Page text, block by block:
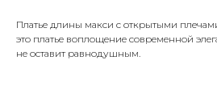
Платье длины макси с открытыми
это платье воплощение современной
не оставит равнодушным.